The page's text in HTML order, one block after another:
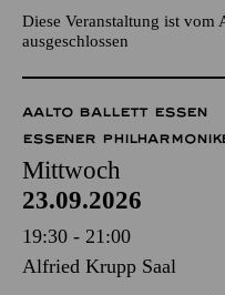
Diese Veranstaltung ist vom
ausgeschlossen
AALTO BALLETT ESSEN
ESSENER
Mittwoch
23.09.2026
19:30 - 21:00
Alfried Krupp Saal